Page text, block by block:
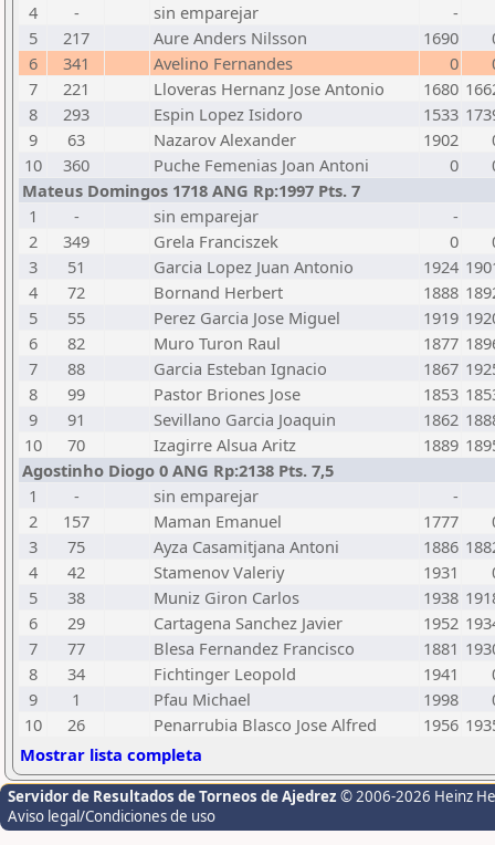
4
- sin emparejar
-
5
217 Aure Anders Nilsson 1690
6
341 Avelino Fernandes 0
7
221 Lloveras Hernanz Jose Antonio 1680
8
293 Espin Lopez Isidoro 1533
9
63 Nazarov Alexander 1902
10
360 Puche Femenias Joan Antoni 0
Mateus Domingos 1718 ANG Rp:1997 Pts. 7
1
- sin emparejar
-
2
349 Grela Franciszek 0
3
51 Garcia Lopez Juan Antonio 1924
4
72 Bornand Herbert 1888
5
55 Perez Garcia Jose Miguel 1919
6
82 Muro Turon Raul 1877
7
88 Garcia Esteban Ignacio 1867
8
99 Pastor Briones Jose 1853
9
91 Sevillano Garcia Joaquin 1862
10
70 Izagirre Alsua Aritz 1889
Agostinho Diogo 0 ANG Rp:2138 Pts. 7,5
1
- sin emparejar
-
2
157 Maman Emanuel 1777
3
75 Ayza Casamitjana Antoni 1886
4
42 Stamenov Valeriy 1931
5
38 Muniz Giron Carlos 1938
6
29 Cartagena Sanchez Javier 1952
7
77 Blesa Fernandez Francisco 1881
8
34 Fichtinger Leopold 1941
9
1 Pfau Michael 1998
10
26 Penarrubia Blasco Jose Alfred 1956
Mostrar lista completa
Servidor de Resultados de Torneos de Ajedrez © 2006-2026 Heinz
Aviso legal/Condiciones de uso